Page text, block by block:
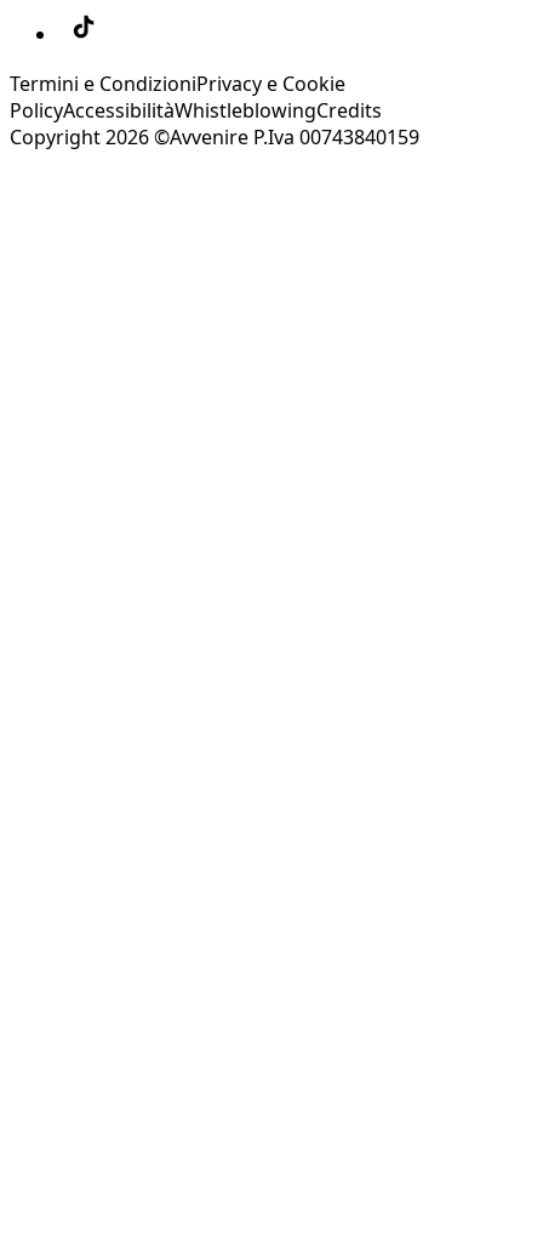
Termini e CondizioniPrivacy e Cookie
PolicyAccessibilitàWhistleblowingCredits
Copyright 2026 ©Avvenire P.Iva 00743840159